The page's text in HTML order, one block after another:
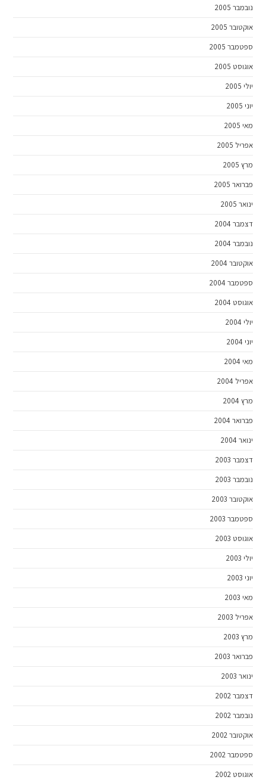
נובמבר 2005
אוקטובר 2005
ספטמבר 2005
אוגוסט 2005
יולי 2005
יוני 2005
מאי 2005
אפריל 2005
מרץ 2005
פברואר 2005
ינואר 2005
דצמבר 2004
נובמבר 2004
אוקטובר 2004
ספטמבר 2004
אוגוסט 2004
יולי 2004
יוני 2004
מאי 2004
אפריל 2004
מרץ 2004
פברואר 2004
ינואר 2004
דצמבר 2003
נובמבר 2003
אוקטובר 2003
ספטמבר 2003
אוגוסט 2003
יולי 2003
יוני 2003
מאי 2003
אפריל 2003
מרץ 2003
פברואר 2003
ינואר 2003
דצמבר 2002
נובמבר 2002
אוקטובר 2002
ספטמבר 2002
אוגוסט 2002